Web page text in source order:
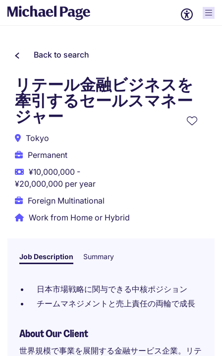
Back to search
リテール金融ビジネスを
牽引するセールスマネー
ジャー
Tokyo
Permanent
¥10,000,000 -
¥20,000,000 per year
Foreign Multinational
Work from Home or Hybrid
Job Description Summary
日本市場戦略に関与できる中核ポジション
チームマネジメントと売上責任の両輪で成長
About Our Client
世界規模で事業を展開する金融サービス企業。リテ